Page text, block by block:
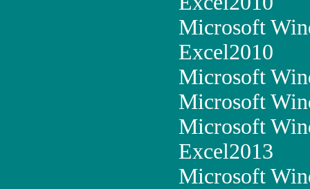
Microsoft
Excel2010
Microsoft
Microsoft
Microsoft
Excel2013
Microsoft